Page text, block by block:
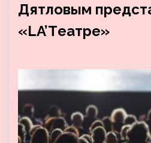
Дятловым
«LA’Tеатре»